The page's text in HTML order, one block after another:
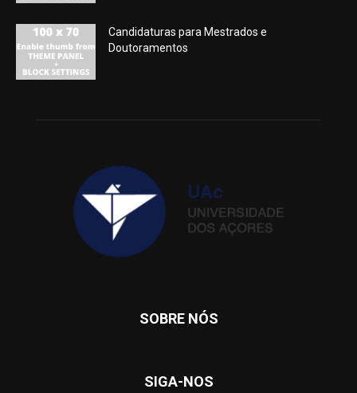
Candidaturas para Mestrados e
Doutoramentos
SOBRE NÓS
SIGA-NOS